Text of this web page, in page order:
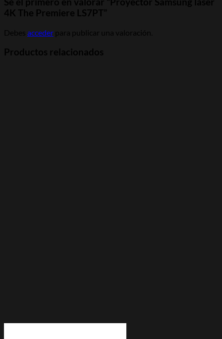
4K The Premiere LS7PT”
Debes acceder para publicar una valoración.
Productos relacionados